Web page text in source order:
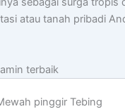
atau tanah pribadi
terbaik
pinggir Tebing